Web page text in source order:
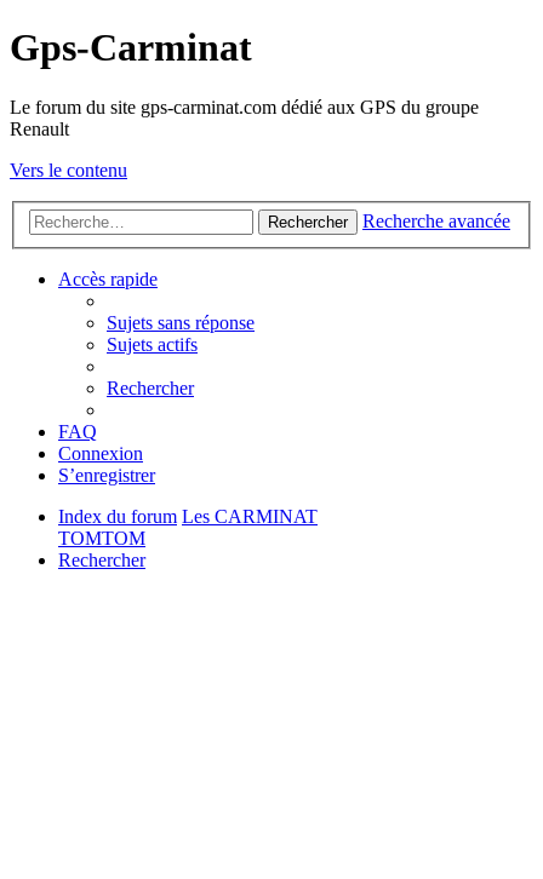
Gps-Carminat
Le forum du site gps-carminat.com dédié aux GPS du groupe
Renault
Vers le contenu
Rechercher Recherche avancée
Accès rapide
Sujets sans réponse
Sujets actifs
Rechercher
FAQ
Connexion
S’enregistrer
Index du forum Les CARMINAT
TOMTOM
Rechercher